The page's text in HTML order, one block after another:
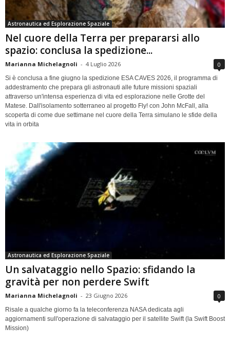
Astronautica ed Esplorazione Spaziale
Nel cuore della Terra per prepararsi allo
spazio: conclusa la spedizione...
Marianna Michelagnoli - 4 Luglio 2026 0
Si è conclusa a fine giugno la spedizione ESA CAVES 2026, il programma di
addestramento che prepara gli astronauti alle future missioni spaziali
attraverso un'intensa esperienza di vita ed esplorazione nelle Grotte del
Matese. Dall'isolamento sotterraneo al progetto Fly! con John McFall, alla
scoperta di come due settimane nel cuore della Terra simulano le sfide della
vita in orbita
Astronautica ed Esplorazione Spaziale
Un salvataggio nello Spazio: sfidando la
gravità per non perdere Swift
Marianna Michelagnoli - 23 Giugno 2026 0
Risale a qualche giorno fa la teleconferenza NASA dedicata agli
aggiornamenti sull'operazione di salvataggio per il satellite Swift (la Swift Boost
Mission)